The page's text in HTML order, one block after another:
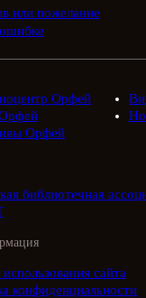
или пожелание
Орфей
Орфей
библиотечная
сайта
конфиденциальности